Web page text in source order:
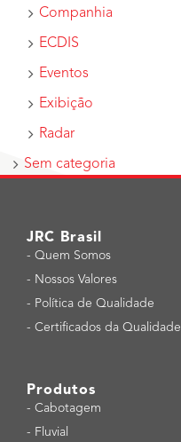
Companhia
ECDIS
Eventos
Exibição
Radar
Sem categoria
JRC Brasil
- Quem Somos
- Nossos Valores
- Política de Qualidade
- Certificados da Qualidade
Produtos
- Cabotagem
- Fluvial